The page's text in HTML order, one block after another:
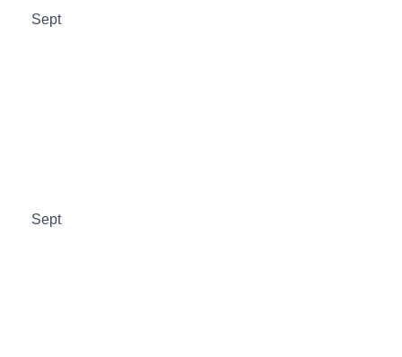
Sept
Sept